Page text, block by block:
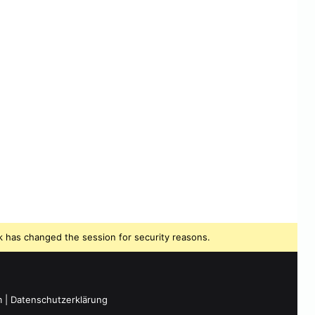
has changed the session for security reasons.
Datenschutzerklärung